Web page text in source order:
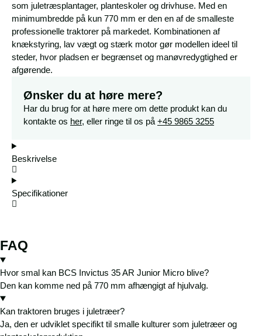
som juletræsplantager, planteskoler og drivhuse. Med en
minimumbredde på kun 770 mm er den en af de smalleste
professionelle traktorer på markedet. Kombinationen af
knækstyring, lav vægt og stærk motor gør modellen ideel til
steder, hvor pladsen er begrænset og manøvredygtighed er
afgørende.
Ønsker du at høre mere?
Har du brug for at høre mere om dette produkt kan du
kontakte os her, eller ringe til os på +45 9865 3255
Beskrivelse
Specifikationer
FAQ
Hvor smal kan BCS Invictus 35 AR Junior Micro blive?
Den kan komme ned på 770 mm afhængigt af hjulvalg.
Kan traktoren bruges i juletræer?
Ja, den er udviklet specifikt til smalle kulturer som juletræer og